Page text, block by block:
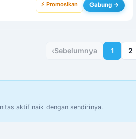
⚡ Promosikan Gabung →
‹Sebelumnya 1 2
aktif naik dengan sendirinya.